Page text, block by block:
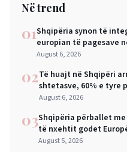
Në trend
01Shqipëria synon të
europian të pagesave
mëdha për qytetarët
August 6, 2026
02Të huajt në Shqipëri
shtetasve, 60% e tyre
August 6, 2026
03Shqipëria përballet
të nxehtit godet
August 5, 2026